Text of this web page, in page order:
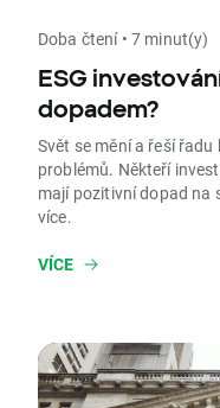
Doba čtení • 7 minut(y)
ESG
dopadem?
Svět se mění a řeší
problémů. Někteří
mají pozitivní dopad na
více.
VÍCE